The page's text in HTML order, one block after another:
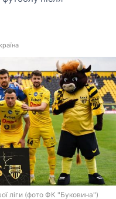
ліги (фото ФК "Буковина")